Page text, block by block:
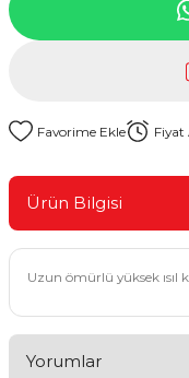
Fiyat
Ürün Bilgisi
Uzun ömürlü yüksek ısıl
Yorumlar